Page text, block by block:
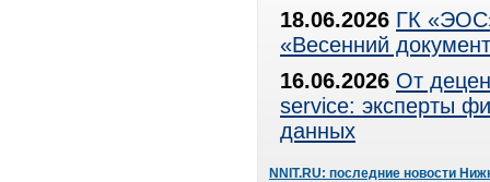
18.06.2026 ГК
«Весенний
16.06.2026 От
service: эксперты
данных
NNIT.RU: последние новости